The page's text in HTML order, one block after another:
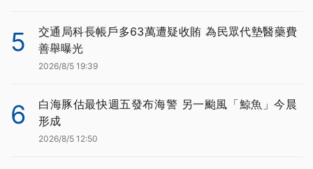
5
交通局科長帳戶多63萬遭疑收賄 為民眾代墊醫藥費
善舉曝光
2026/8/5 19:39
6
白海豚估最快週五發布海警 另一颱風「鯨魚」今晨
形成
2026/8/5 12:50